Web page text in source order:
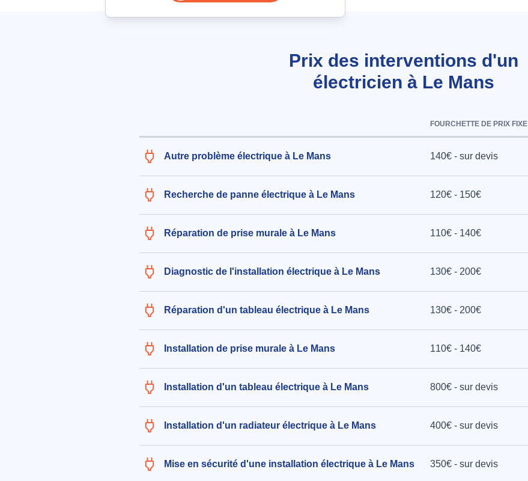
aux alentours de rue de l'Enclos à Le Mans
de 6 prises électriques, remplacement de
2 interrupteurs et vérification de la
connexion de terre
187€ TTC
aux alentours de rue Desportes à Le Mans
Prix des interventions d'un
électricien à Le Mans
FOURCHETTE DE PRIX FIXE
Autre problème électrique à Le Mans 140€ - sur devis
Recherche de panne électrique à Le Mans 120€ - 150€
Réparation de prise murale à Le Mans 110€ - 140€
Diagnostic de l'installation électrique à Le Mans 130€ - 200€
Réparation d'un tableau électrique à Le Mans 130€ - 200€
Installation de prise murale à Le Mans 110€ - 140€
Installation d'un tableau électrique à Le Mans 800€ - sur devis
Installation d'un radiateur électrique à Le Mans 400€ - sur devis
Mise en sécurité d'une installation électrique à Le Mans 350€ - sur devis